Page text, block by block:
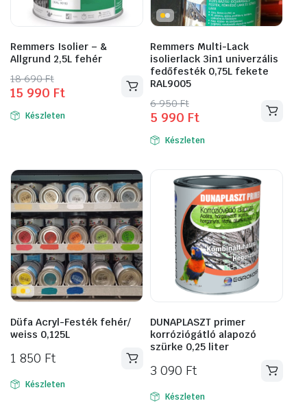
Remmers Isolier – &
Allgrund 2,5L fehér
18 690Ft
Original
price
was:
15 990 Ft
Current
price
is: Készleten
Remmers Multi-Lack
isolierlack 3in1 univerzális
fedőfesték 0,75L fekete
RAL9005
6 950Ft
Original
price
was:
5 990 Ft
Current
price
is: Készleten
Düfa Acryl-Festék fehér/
weiss 0,125L
1 850 Ft
Készleten
DUNAPLASZT primer
korróziógátló alapozó
szürke 0,25 liter
3 090 Ft
Készleten